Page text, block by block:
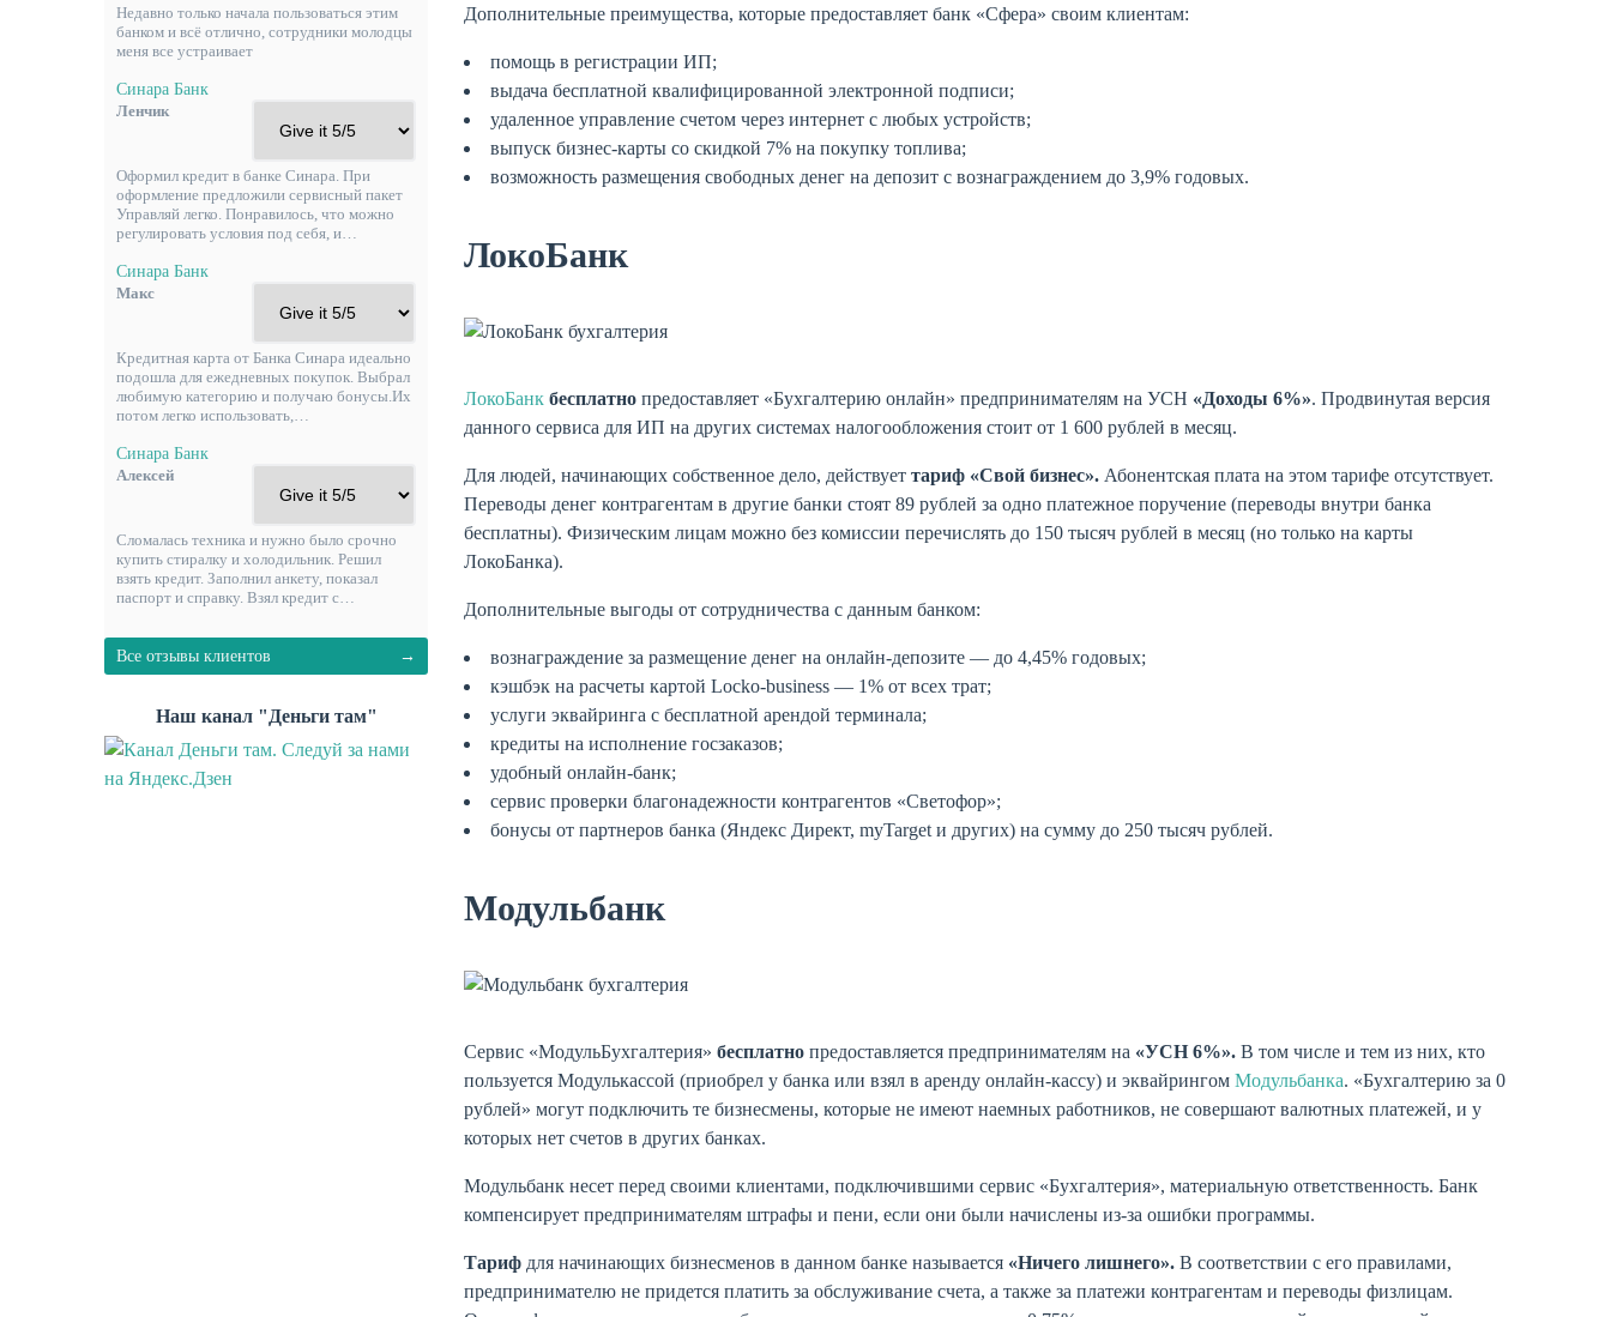
Недавно только начала пользоваться этим
банком и всё отлично, сотрудники молодцы
меня все устраивает
Синара Банк
Ленчик
Оформил кредит в банке Синара. При
оформление предложили сервисный пакет
Управляй легко. Понравилось, что можно
регулировать условия под себя, и…
Синара Банк
Макс
Кредитная карта от Банка Синара идеально
подошла для ежедневных покупок. Выбрал
любимую категорию и получаю бонусы.Их
потом легко использовать,…
Синара Банк
Алексей
Сломалась техника и нужно было срочно
купить стиралку и холодильник. Решил
взять кредит. Заполнил анкету, показал
паспорт и справку. Взял кредит с…
Все отзывы клиентов
Наш канал "Деньги там"
Дополнительные преимущества, которые предоставляет банк «Сфера» своим клиентам:
помощь в регистрации ИП;
выдача бесплатной квалифицированной электронной подписи;
удаленное управление счетом через интернет с любых устройств;
выпуск бизнес-карты со скидкой 7% на покупку топлива;
возможность размещения свободных денег на депозит с вознаграждением до 3,9% годовых.
ЛокоБанк
ЛокоБанк бесплатно предоставляет «Бухгалтерию онлайн» предпринимателям на УСН «Доходы 6%». Продвинутая версия
данного сервиса для ИП на других системах налогообложения стоит от 1 600 рублей в месяц.
Для людей, начинающих собственное дело, действует тариф «Свой бизнес». Абонентская плата на этом тарифе отсутствует.
Переводы денег контрагентам в другие банки стоят 89 рублей за одно платежное поручение (переводы внутри банка
бесплатны). Физическим лицам можно без комиссии перечислять до 150 тысяч рублей в месяц (но только на карты
ЛокоБанка).
Дополнительные выгоды от сотрудничества с данным банком:
вознаграждение за размещение денег на онлайн-депозите — до 4,45% годовых;
кэшбэк на расчеты картой Locko-business — 1% от всех трат;
услуги эквайринга с бесплатной арендой терминала;
кредиты на исполнение госзаказов;
удобный онлайн-банк;
сервис проверки благонадежности контрагентов «Светофор»;
бонусы от партнеров банка (Яндекс Директ, myTarget и других) на сумму до 250 тысяч рублей.
Модульбанк
Сервис «МодульБухгалтерия» бесплатно предоставляется предпринимателям на «УСН 6%». В том числе и тем из них, кто
пользуется Модулькассой (приобрел у банка или взял в аренду онлайн-кассу) и эквайрингом Модульбанка. «Бухгалтерию за 0
рублей» могут подключить те бизнесмены, которые не имеют наемных работников, не совершают валютных платежей, и у
которых нет счетов в других банках.
Модульбанк несет перед своими клиентами, подключившими сервис «Бухгалтерия», материальную ответственность. Банк
компенсирует предпринимателям штрафы и пени, если они были начислены из-за ошибки программы.
Тариф для начинающих бизнесменов в данном банке называется «Ничего лишнего». В соответствии с его правилами,
предпринимателю не придется платить за обслуживание счета, а также за платежи контрагентам и переводы физлицам.